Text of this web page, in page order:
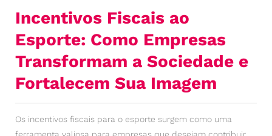
Incentivos Fiscais ao
Esporte: Como Empresas
Transformam a Sociedade e
Fortalecem Sua Imagem
Os incentivos fiscais para o esporte surgem como uma